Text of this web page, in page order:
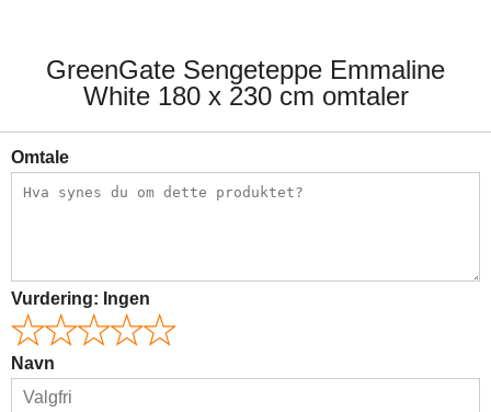
GreenGate Sengeteppe Emmaline
White 180 x 230 cm omtaler
Omtale
Vurdering: Ingen
Navn